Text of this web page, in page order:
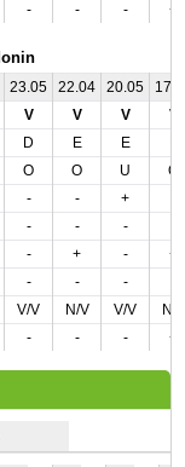
- - - +
23.05 22.04 20.05
V V V
V
D E E
O O U
O
- - +
- - -
- + -
+
- - -
V/V N/V V/V
N/V
- - - +